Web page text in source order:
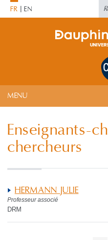
FR EN
MENU
Enseignants-
chercheurs
HERMANN JULIE
Professeur associé
DRM